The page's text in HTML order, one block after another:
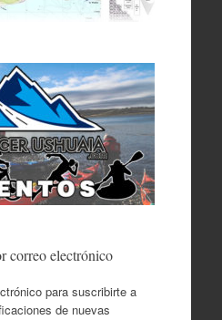
correo electrónico
para suscribirte a
de nuevas